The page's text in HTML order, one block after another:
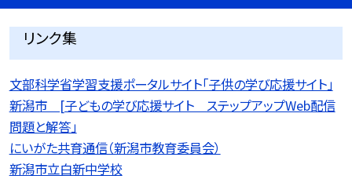
リンク集
文部科学省学習支援ポータルサイト「子供の学び応援サイト」
新潟市 [子どもの学び応援サイト ステップアップWeb配信
問題と解答」
にいがた共育通信（新潟市教育委員会）
新潟市立白新中学校